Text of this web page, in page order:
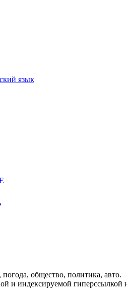
язык
общество, политика, авто.
и индексируемой гиперссылкой